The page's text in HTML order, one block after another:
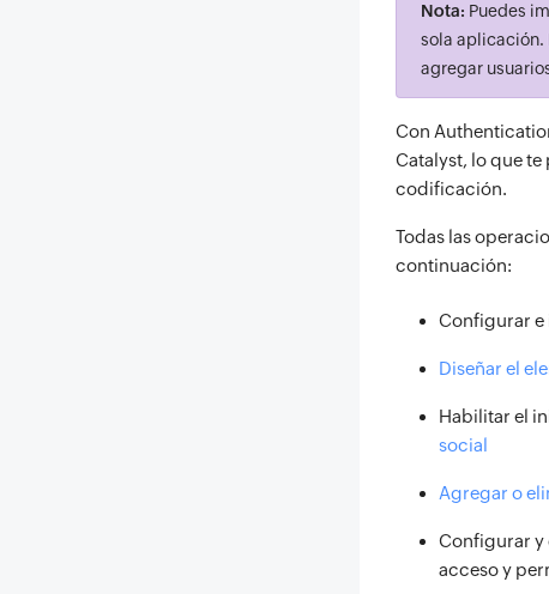
Nota: Puedes
sola aplicación.
agregar
Con
Catalyst, lo que
codificación.
Todas las
continuación:
Configurar e
Diseñar el
Habilitar el
social
Agregar o
Configurar y
acceso y